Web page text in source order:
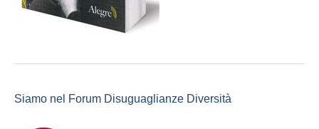
Siamo nel Forum Disuguaglianze Diversità